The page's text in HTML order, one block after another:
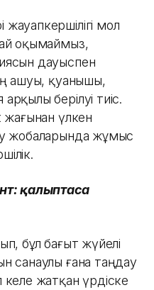
мол
оқымаймыз,
дауыспен
ашуы, қуанышы,
берілуі тиіс.
жағынан үлкен
жобаларында жұмыс
қалыптаса
бұл бағыт жүйелі
санаулы ғана таңдау
жатқан үрдіске